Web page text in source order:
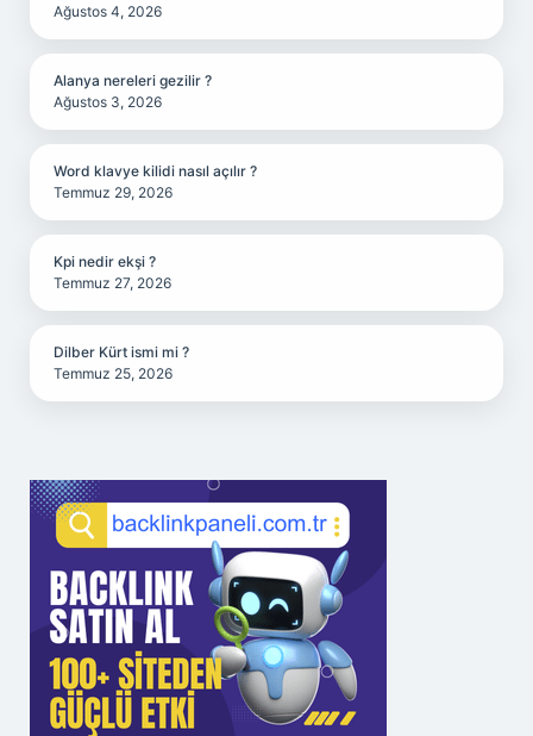
Ağustos 4, 2026
Alanya nereleri gezilir ?
Ağustos 3, 2026
Word klavye kilidi nasıl açılır ?
Temmuz 29, 2026
Kpi nedir ekşi ?
Temmuz 27, 2026
Dilber Kürt ismi mi ?
Temmuz 25, 2026